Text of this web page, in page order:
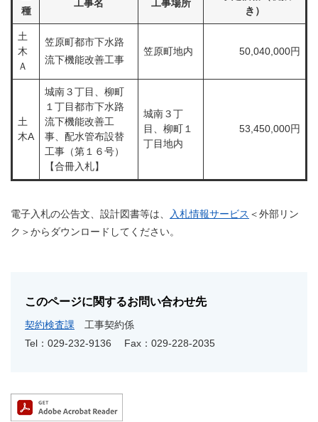
種
工事名 工事場所
き）
土
木
Ａ
笠原町都市下水路
流下機能改善工事
笠原町地内 50,040,000円
土
木A
城南３丁目、柳町
１丁目都市下水路
流下機能改善工
事、配水管布設替
工事（第１６号）
【合冊入札】
​城南３丁
目、柳町１
丁目地内
53,450,000円
電子入札の公告文、設計図書等は、 入札情報サービス ＜外部リン
ク＞からダウンロードしてください。
このページに関するお問い合わせ先
契約検査課
工事契約係
Tel：029-232-9136
Fax：029-228-2035